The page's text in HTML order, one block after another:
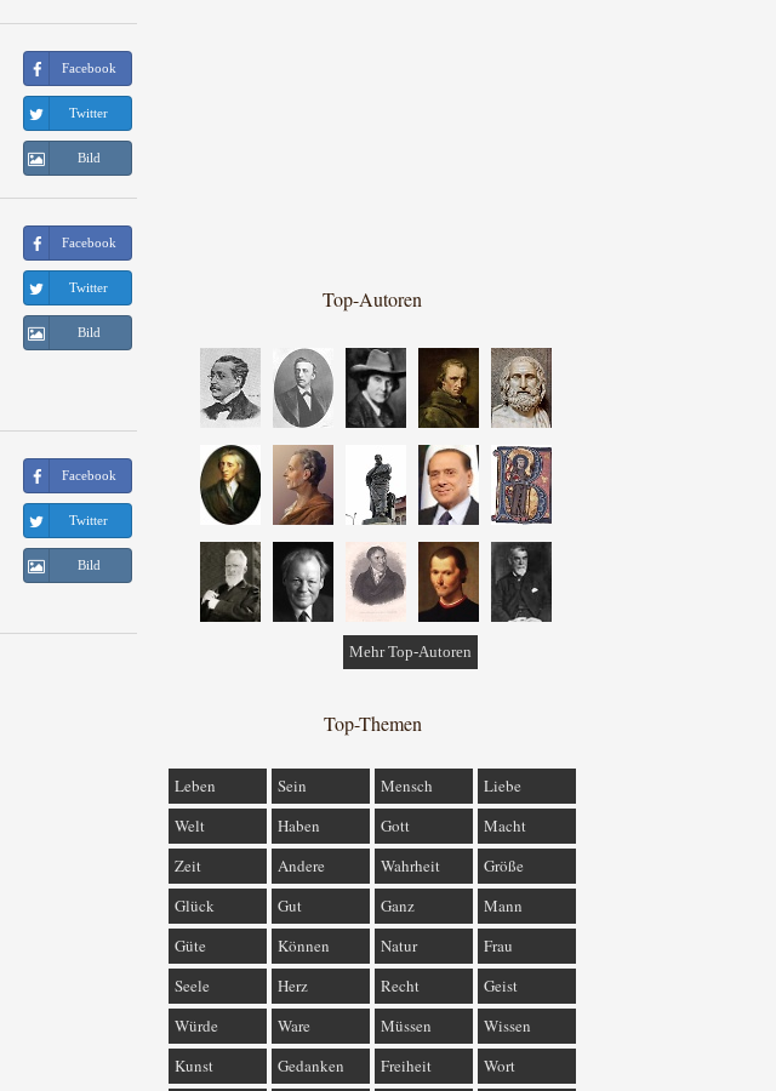
Facebook
Twitter
Bild
Facebook
Twitter
Bild
Facebook
Twitter
Bild
Top-Autoren
Mehr Top-Autoren
Top-Themen
Leben Sein Mensch
Liebe
Welt
Haben Gott
Macht
Zeit
Andere Wahrheit
Größe
Glück
Gut Ganz
Mann
Güte
Können Natur
Frau
Seele
Herz Recht
Geist
Würde
Ware Müssen
Wissen
Kunst
Gedanken Freiheit Wort